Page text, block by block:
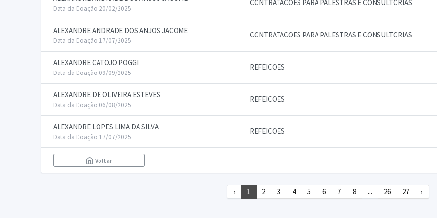
Data da Doação 20/02/2025
CONTRATACOES PARA PALESTRAS E CONSULTORIAS
ALEXANDRE ANDRADE DOS ANJOS JACOME
Data da Doação 17/07/2025
CONTRATACOES PARA PALESTRAS E CONSULTORIAS
ALEXANDRE CATOJO POGGI
Data da Doação 09/09/2025
REFEICOES
ALEXANDRE DE OLIVEIRA ESTEVES
Data da Doação 06/08/2025
REFEICOES
ALEXANDRE LOPES LIMA DA SILVA
Data da Doação 17/07/2025
REFEICOES
Voltar
‹ 1 2 3 4 5 6 7 8 ... 26 27 ›